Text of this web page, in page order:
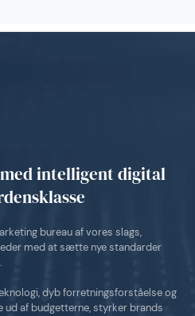
intelligent digital
bureau af vores slags,
med at sætte nye standarder
dyb forretningsforståelse og
af budgetterne, styrker brands